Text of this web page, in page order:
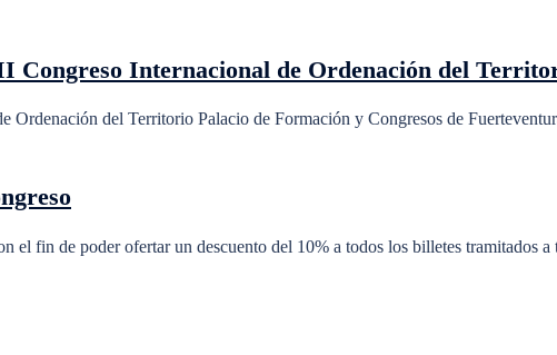
Internacional de Ordenación del
del Territorio Palacio de Formación y Congresos de
fin de poder ofertar un descuento del 10% a todos los billetes tramitados